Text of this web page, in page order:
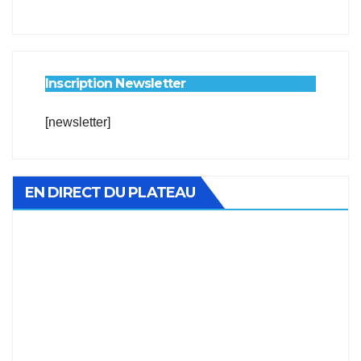
Inscription Newsletter
[newsletter]
EN DIRECT DU PLATEAU